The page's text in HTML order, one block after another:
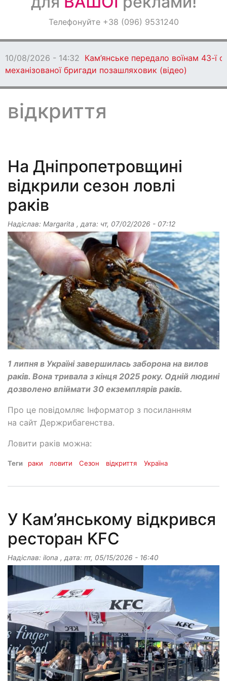
ОголошенняТелефонуйте +38 (096) 9531240
10/08/2026 - 13:57 У Кам'янському невідома жінка
понівечила Меморіальну Стіну пам’яті (відео)
відкриття
На Дніпропетровщині
відкрили сезон ловлі
раків
Надіслав: Margarita , дата: чт, 07/02/2026 - 07:12
1 липня в Україні завершилась заборона на вилов
раків. Вона тривала з кінця 2025 року. Одній людині
дозволено впіймати 30 екземплярів раків.
Про це повідомляє Інформатор з посиланням
на сайт Держрибагенства.
Ловити раків можна:
Теги раки ловити Сезон відкриття Україна
У Кам’янському відкрився
ресторан KFC
Надіслав: ilona , дата: пт, 05/15/2026 - 16:40